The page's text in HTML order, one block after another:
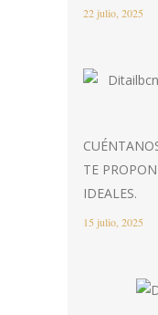
22 julio, 2025
TE
IDEALES.
15 julio, 2025